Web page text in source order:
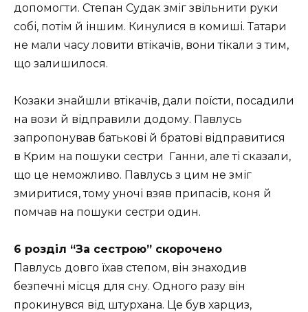
допомогти. Степан Судак зміг звільнити руки
собі, потім й іншим. Кинулися в комиші. Татари
не мали часу ловити втікачів, вони тікали з тим,
що залишилося.
Козаки знайшли втікачів, дали поїсти, посадили
на вози й відправили додому. Павлусь
запропонував батькові й братові відправитися
в Крим на пошуки сестри Ганни, але ті сказали,
що це неможливо. Павлусь з цим не зміг
змиритися, тому уночі взяв припасів, коня й
помчав на пошуки сестри один.
6 розділ “За сестрою” скорочено
Павлусь довго їхав степом, він знаходив
безпечні місця для сну. Одного разу він
прокинувся від штурхана. Це був харциз,